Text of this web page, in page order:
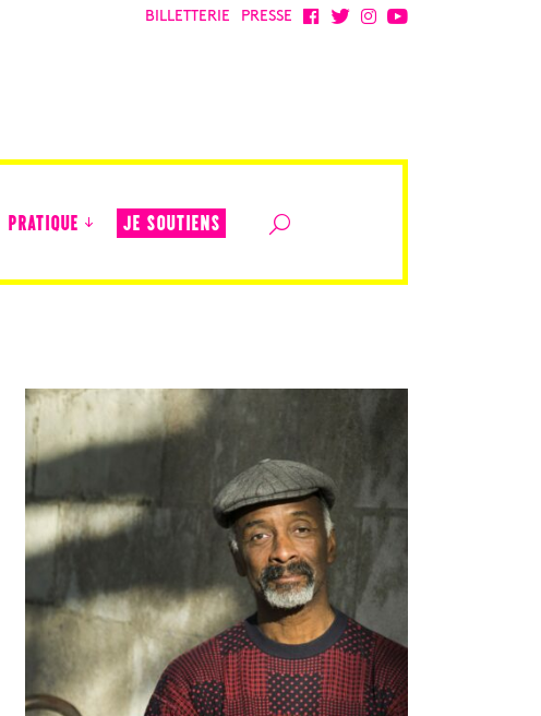
BILLETTERIE PRESSE
PRATIQUE JE SOUTIENS